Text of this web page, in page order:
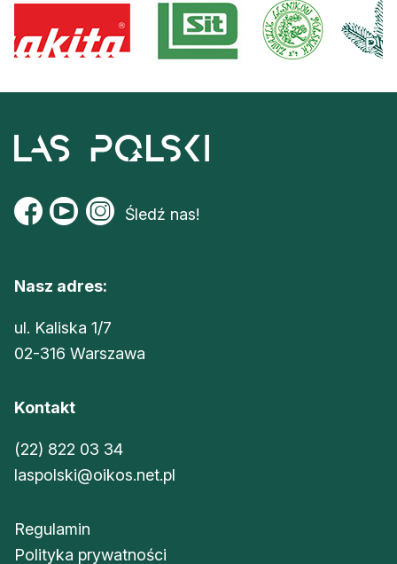
Śledź nas!
Nasz adres:
ul. Kaliska 1/7
02-316 Warszawa
Kontakt
(22) 822 03 34
laspolski@oikos.net.pl
Regulamin
Polityka prywatności